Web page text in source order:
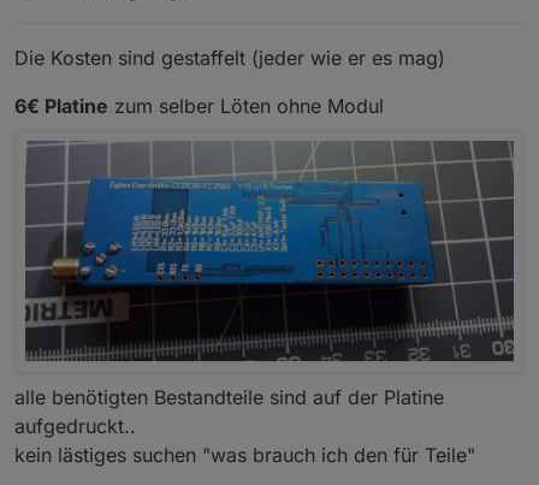
Die Kosten sind gestaffelt (jeder wie er es mag)
6€ Platine zum selber Löten ohne Modul
alle benötigten Bestandteile sind auf der Platine
aufgedruckt..
kein lästiges suchen "was brauch ich den für Teile"